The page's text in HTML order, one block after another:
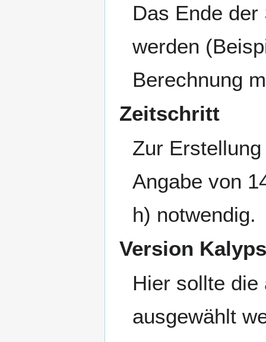
Das Ende
werden
Berechnung
Zeitschritt
Zur
Angabe von
h) notwendig.
Version
Hier sollte die
ausgewählt